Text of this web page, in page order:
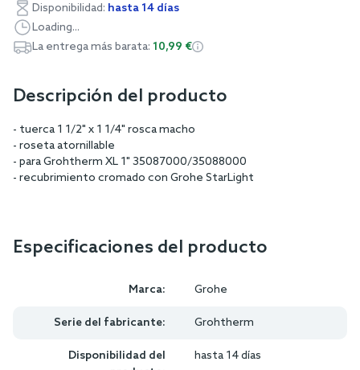
Disponibilidad: hasta 14 días
Loading...
La entrega más barata: 10,99 €
Descripción del producto
- tuerca 1 1/2" x 1 1/4" rosca macho
- roseta atornillable
- para Grohtherm XL 1" 35087000/35088000
- recubrimiento cromado con Grohe StarLight
Especificaciones del producto
Marca: Grohe
Serie del fabricante: Grohtherm
Disponibilidad del
hasta 14 días